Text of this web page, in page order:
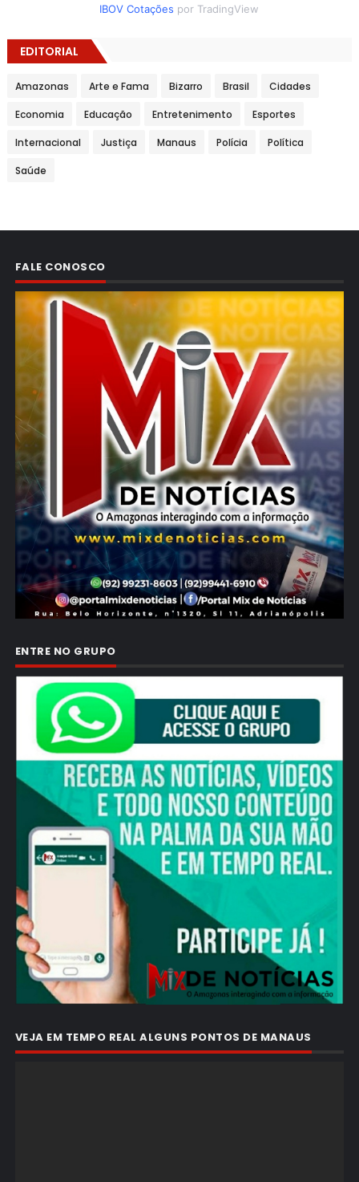
IBOV Cotações por TradingView
EDITORIAL
Amazonas Arte e Fama Bizarro Brasil Cidades
Economia Educação Entretenimento Esportes
Internacional Justiça Manaus Polícia Política
Saúde
FALE CONOSCO
ENTRE NO GRUPO
VEJA EM TEMPO REAL ALGUNS PONTOS DE MANAUS